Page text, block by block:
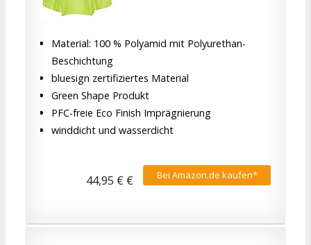
Material: 100 % Polyamid mit Polyurethan-
Beschichtung
bluesign zertifiziertes Material
Green Shape Produkt
PFC-freie Eco Finish Imprägnierung
winddicht und wasserdicht
Bei Amazon.de kaufen*
44,95 € €